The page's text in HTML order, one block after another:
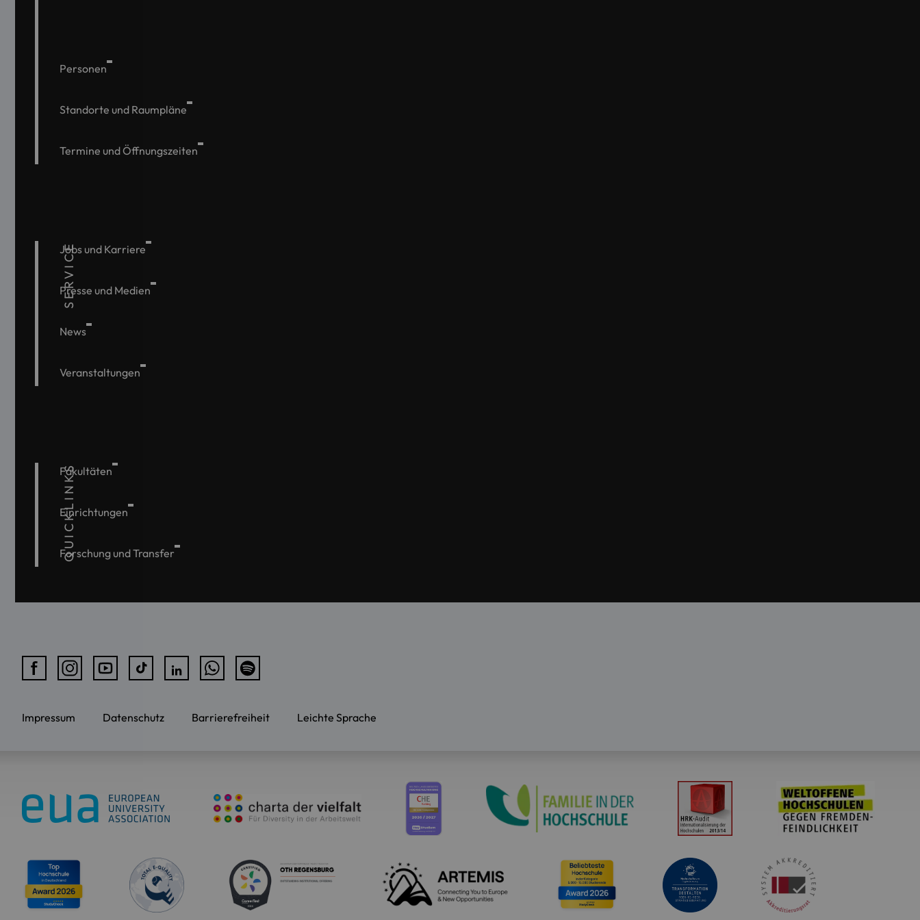
Personen
Standorte und Raumpläne
Termine und Öffnungszeiten
SERVICE
Jobs und Karriere
Presse und Medien
News
Veranstaltungen
QUICKLINKS
Fakultäten
Einrichtungen
Forschung und Transfer
Impressum Datenschutz Barrierefreiheit Leichte Sprache